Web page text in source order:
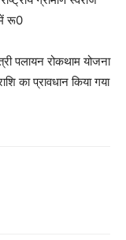
में रू0
पलायन रोकथाम योजना
का प्रावधान किया गया